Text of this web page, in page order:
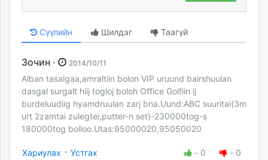
Сүүлийн Шилдэг Таагүй
Зочин · 2014/10/11
Alban tasalgaa,amraltiin bolon VIP uruund bairshuulan
dasgal surgalt hiij togloj boloh Office Golfiin ij
burdeluudiig hyamdruulan zarj bna.Uund:ABC suuritai(3m
urt 2zamtai zulegtei,putter-n set)-230000tog-s
180000tog bolloo.Utas:95000020,95050020
Хариулах · Устгах - 0 - 0